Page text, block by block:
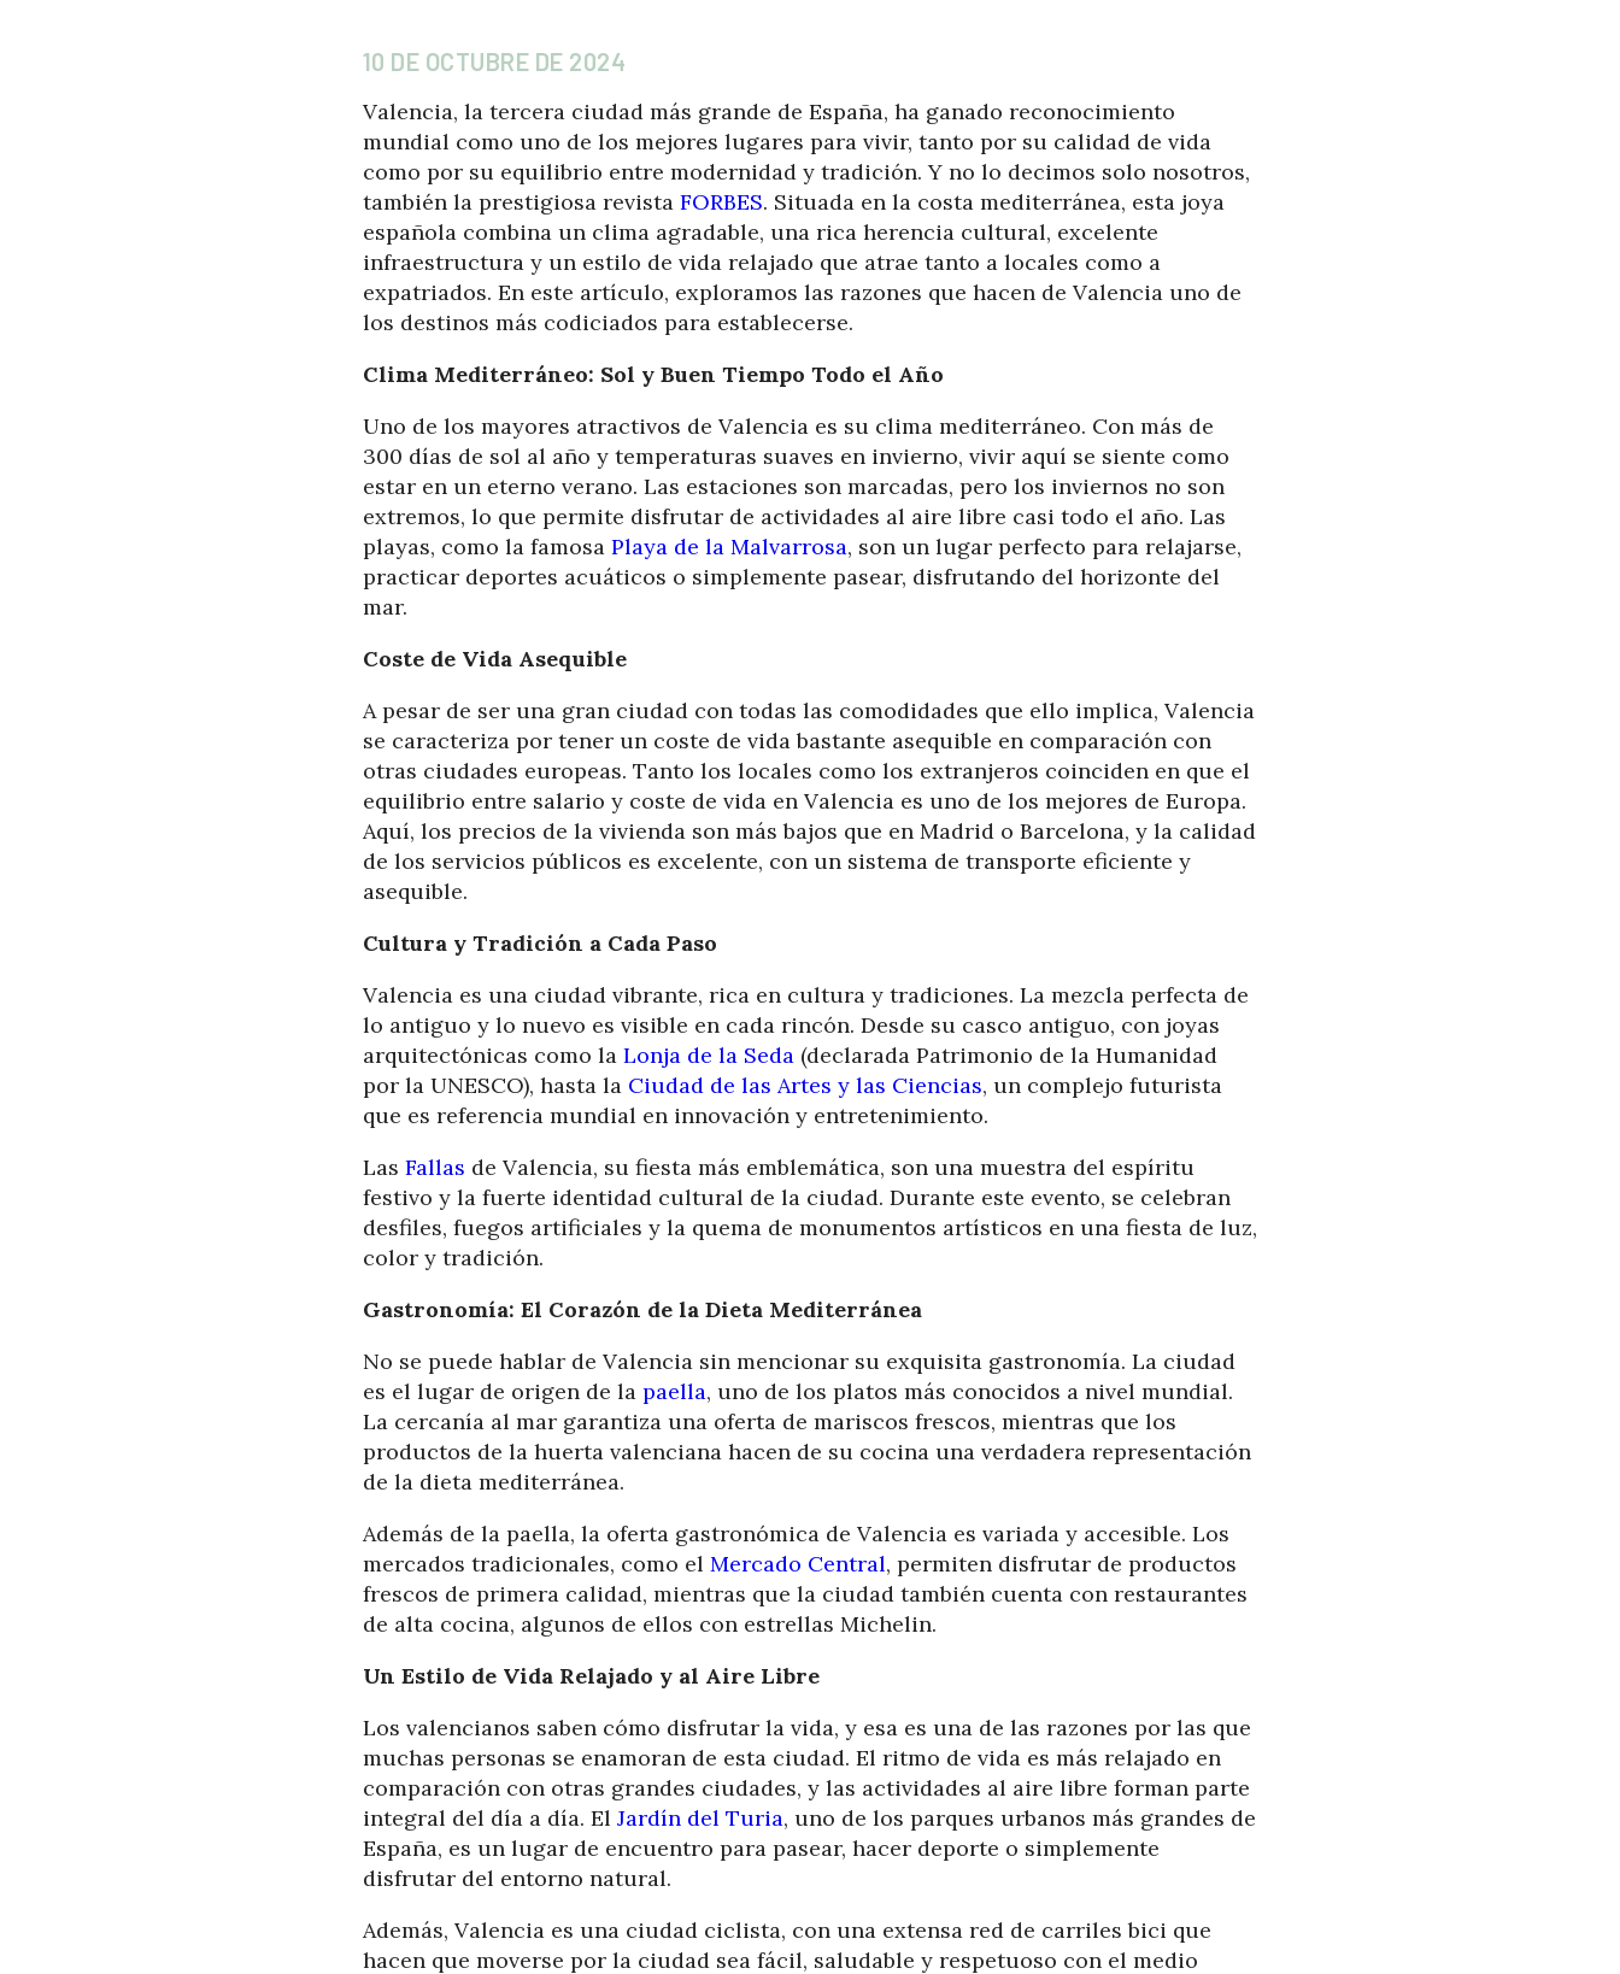
10 DE OCTUBRE DE 2024
Valencia, la tercera ciudad más grande de España, ha ganado reconocimiento
mundial como uno de los mejores lugares para vivir, tanto por su calidad de vida
como por su equilibrio entre modernidad y tradición. Y no lo decimos solo nosotros,
también la prestigiosa revista FORBES. Situada en la costa mediterránea, esta joya
española combina un clima agradable, una rica herencia cultural, excelente
infraestructura y un estilo de vida relajado que atrae tanto a locales como a
expatriados. En este artículo, exploramos las razones que hacen de Valencia uno de
los destinos más codiciados para establecerse.
Clima Mediterráneo: Sol y Buen Tiempo Todo el Año
Uno de los mayores atractivos de Valencia es su clima mediterráneo. Con más de
300 días de sol al año y temperaturas suaves en invierno, vivir aquí se siente como
estar en un eterno verano. Las estaciones son marcadas, pero los inviernos no son
extremos, lo que permite disfrutar de actividades al aire libre casi todo el año. Las
playas, como la famosa Playa de la Malvarrosa, son un lugar perfecto para relajarse,
practicar deportes acuáticos o simplemente pasear, disfrutando del horizonte del
mar.
Coste de Vida Asequible
A pesar de ser una gran ciudad con todas las comodidades que ello implica, Valencia
se caracteriza por tener un coste de vida bastante asequible en comparación con
otras ciudades europeas. Tanto los locales como los extranjeros coinciden en que el
equilibrio entre salario y coste de vida en Valencia es uno de los mejores de Europa.
Aquí, los precios de la vivienda son más bajos que en Madrid o Barcelona, y la calidad
de los servicios públicos es excelente, con un sistema de transporte eficiente y
asequible.
Cultura y Tradición a Cada Paso
Valencia es una ciudad vibrante, rica en cultura y tradiciones. La mezcla perfecta de
lo antiguo y lo nuevo es visible en cada rincón. Desde su casco antiguo, con joyas
arquitectónicas como la Lonja de la Seda(declarada Patrimonio de la Humanidad
por la UNESCO), hasta la Ciudad de las Artes y las Ciencias, un complejo futurista
que es referencia mundial en innovación y entretenimiento.
Las Fallas de Valencia, su fiesta más emblemática, son una muestra del espíritu
festivo y la fuerte identidad cultural de la ciudad. Durante este evento, se celebran
desfiles, fuegos artificiales y la quema de monumentos artísticos en una fiesta de luz,
color y tradición.
Gastronomía: El Corazón de la Dieta Mediterránea
No se puede hablar de Valencia sin mencionar su exquisita gastronomía. La ciudad
es el lugar de origen de la paella, uno de los platos más conocidos a nivel mundial.
La cercanía al mar garantiza una oferta de mariscos frescos, mientras que los
productos de la huerta valenciana hacen de su cocina una verdadera representación
de la dieta mediterránea.
Además de la paella, la oferta gastronómica de Valencia es variada y accesible. Los
mercados tradicionales, como el Mercado Central, permiten disfrutar de productos
frescos de primera calidad, mientras que la ciudad también cuenta con restaurantes
de alta cocina, algunos de ellos con estrellas Michelin.
Un Estilo de Vida Relajado y al Aire Libre
Los valencianos saben cómo disfrutar la vida, y esa es una de las razones por las que
muchas personas se enamoran de esta ciudad. El ritmo de vida es más relajado en
comparación con otras grandes ciudades, y las actividades al aire libre forman parte
integral del día a día. El Jardín del Turia, uno de los parques urbanos más grandes de
España, es un lugar de encuentro para pasear, hacer deporte o simplemente
disfrutar del entorno natural.
Además, Valencia es una ciudad ciclista, con una extensa red de carriles bici que
hacen que moverse por la ciudad sea fácil, saludable y respetuoso con el medio